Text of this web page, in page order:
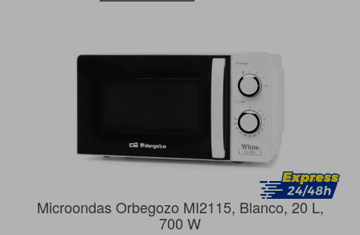
Microondas Orbegozo MI2115, Blanco, 20 L,
700 W